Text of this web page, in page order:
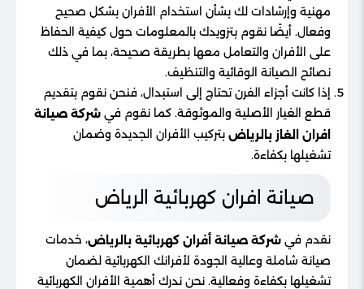
مهنية وإرشادات لك بشأن استخدام الأفران بشكل صحيح
وفعال. أيضًا نقوم بتزويدك بالمعلومات حول كيفية الحفاظ
على الأفران والتعامل معها بطريقة صحيحة، بما في ذلك
نصائح الصيانة الوقائية والتنظيف.
إذا كانت أجزاء الفرن تحتاج إلى استبدال، فنحن نقوم بتقديم
قطع الغيار الأصلية والموثوقة. كما نقوم في شركة صيانة
افران الغاز بالرياض بتركيب الأفران الجديدة وضمان
تشغيلها بكفاءة.
صيانة افران كهربائية الرياض
نقدم في شركة صيانة أفران كهربائية بالرياض، خدمات
صيانة شاملة وعالية الجودة لأفرانك الكهربائية لضمان
تشغيلها بكفاءة وفعالية. نحن ندرك أهمية الأفران الكهربائية